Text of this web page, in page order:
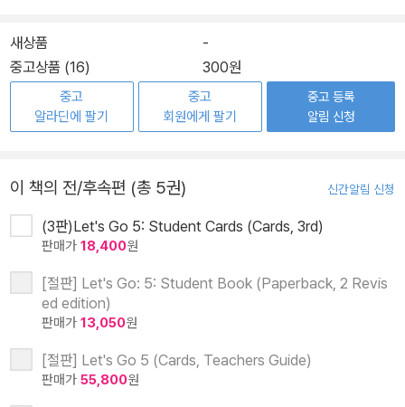
새상품
-
중고상품 (16)
300원
중고
알라딘에 팔기
중고
회원에게 팔기
중고 등록
알림 신청
이 책의 전/후속편 (총 5권) 신간알림 신청
(3판)Let's Go 5: Student Cards (Cards, 3rd)
판매가 18,400원
[절판] Let's Go: 5: Student Book (Paperback, 2 Revis
ed edition)
판매가 13,050원
[절판] Let's Go 5 (Cards, Teachers Guide)
판매가 55,800원